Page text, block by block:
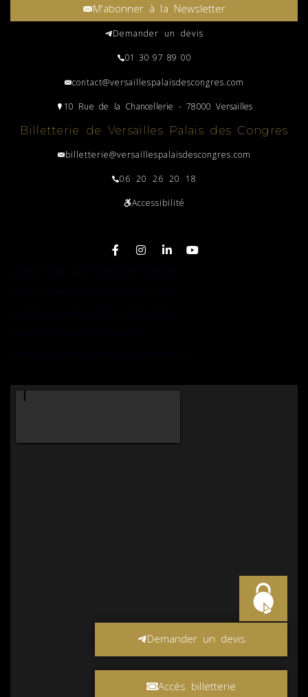
Demander un devis
Accès billetterie
M'abonner à la Newsletter
Demander un devis
01 30 97 89 00
contact@versaillespalaisdescongres.com
10 Rue de la Chancellerie - 78000 Versailles
Billetterie de Versailles Palais des Congres
billetterie@versaillespalaisdescongres.com
06 20 26 20 18
Accessibilité
Location salle Saint-Quentin-en-Yvelines
Location salle Montigny-le-Bretonneux
Location de salle à Vélizy Villacoublay
Location de salle à Guyancourt
Location de salle à Voisins le Bretonneux